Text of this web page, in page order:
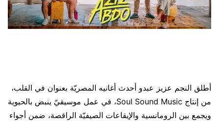
أطلق النجم عزيز عبدو أحدث أغانيه المصريّة بعنوان في القلب،
من إنتاج Soul Sound Music، في عمل موسيقيّ ينبض بالحيوية
ويجمع بين الرومانسية والإيقاعات الصيفيّة الراقصة، ضمن أجواء